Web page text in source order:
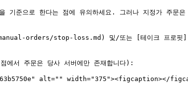
준으로 한다는 점에 유의하세요. 그러나 지정가 주
manual-orders/stop-loss.md) 및/또는 [테이크 프
서 주문은 당사 서버에만 존재합니다):
alt="" width="375"><figcaption></